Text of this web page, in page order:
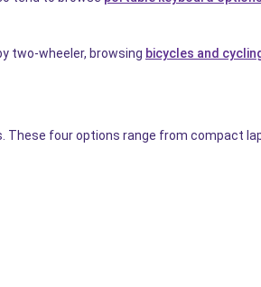
two-wheeler, browsing bicycles and
four options range from compact